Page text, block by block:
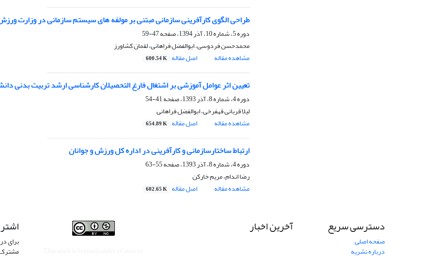
طراحی الگوی کارآفرینی سازمانی مبتنی بر مولفه های سیستم سازمانی در وزارت
دوره 5، شماره 10، آذر 1394، صفحه
47-59
محمدحسن فردوسی، ابوالفضل فراهانی، لقمان کشاورز
مشاهده مقاله
اصل مقاله 600.54 K
تعیین اثر عوامل آموزشی بر اشتغال فارغ التحصیلان کارشناسی ارشد تربیت بدنی
دوره 4، شماره 8، آذر 1393، صفحه
41-54
لیلا قربانی قهفرخی، ابوالفضل فراهانی
مشاهده مقاله
اصل مقاله 654.89 K
ارتباط ساختارسازمانی و کارآفرینی در اداره کل ورزش و جوانان
دوره 4، شماره 8، آذر 1393، صفحه
55-63
رضا اندام، مریم خارکن
مشاهده مقاله
اصل مقاله 602.65 K
دسترسی سریع
صفحه اصلی
درباره نشریه
آخرین اخبار
برای